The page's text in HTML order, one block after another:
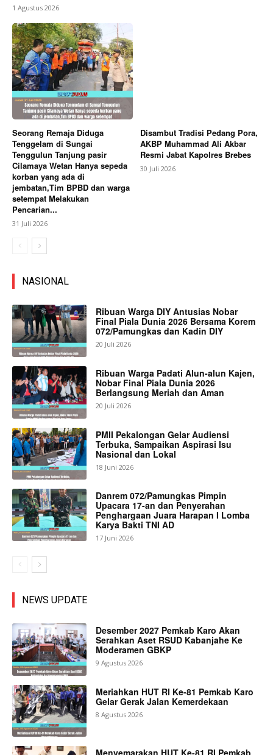
1 Agustus 2026
Seorang Remaja Diduga
Tenggelam di Sungai
Tenggulun Tanjung pasir
Cilamaya Wetan Hanya sepeda
korban yang ada di
jembatan,Tim BPBD dan warga
setempat Melakukan
Pencarian...
31 Juli 2026
Disambut Tradisi Pedang Pora,
AKBP Muhammad Ali Akbar
Resmi Jabat Kapolres Brebes
30 Juli 2026
NASIONAL
Ribuan Warga DIY Antusias Nobar
Final Piala Dunia 2026 Bersama Korem
072/Pamungkas dan Kadin DIY
20 Juli 2026
Ribuan Warga Padati Alun-alun Kajen,
Nobar Final Piala Dunia 2026
Berlangsung Meriah dan Aman
20 Juli 2026
PMII Pekalongan Gelar Audiensi
Terbuka, Sampaikan Aspirasi Isu
Nasional dan Lokal
18 Juni 2026
Danrem 072/Pamungkas Pimpin
Upacara 17-an dan Penyerahan
Penghargaan Juara Harapan I Lomba
Karya Bakti TNI AD
17 Juni 2026
NEWS UPDATE
Desember 2027 Pemkab Karo Akan
Serahkan Aset RSUD Kabanjahe Ke
Moderamen GBKP
9 Agustus 2026
Meriahkan HUT RI Ke-81 Pemkab Karo
Gelar Gerak Jalan Kemerdekaan
8 Agustus 2026